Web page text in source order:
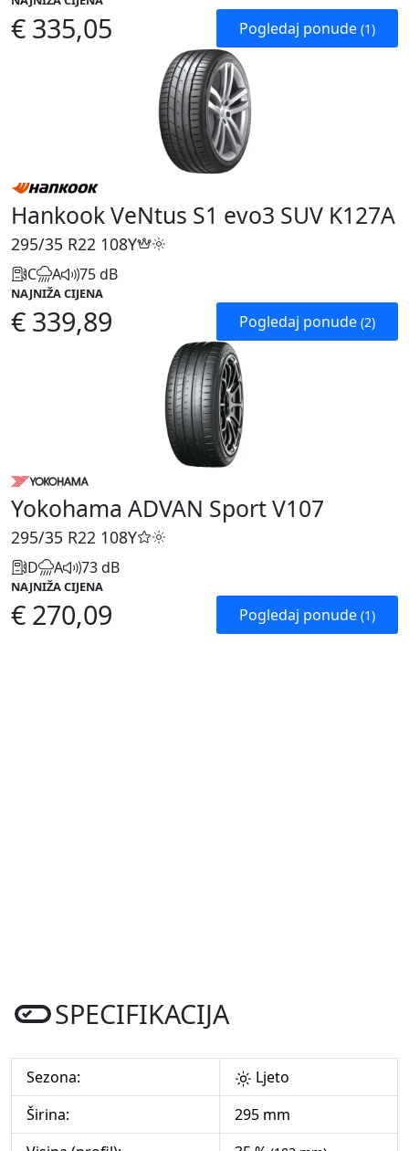
€ 335,05 Pogledaj ponude (1)
Hankook VeNtus S1 evo3 SUV K127A
295/35 R22 108Y
C A 75 dB
NAJNIŽA CIJENA
€ 339,89 Pogledaj ponude (2)
Yokohama ADVAN Sport V107
295/35 R22 108Y
D A 73 dB
NAJNIŽA CIJENA
€ 270,09 Pogledaj ponude (1)
SPECIFIKACIJA
Sezona:
Ljeto
Širina:
295 mm